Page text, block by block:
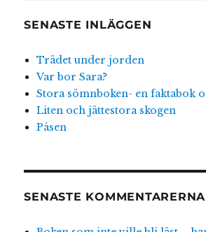
SENASTE INLÄGGEN
Trädet under jorden
Var bor Sara?
Stora sömnboken- en faktabok
Liten och jättestora skogen
Påsen
SENASTE KOMMENTARERNA